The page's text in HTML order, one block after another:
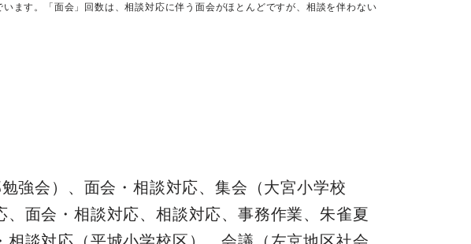
ます。 「面会」回数は、相談対応に伴う面会がほとんどですが、相談を伴わない
強会）、面会・相談対応、集会（大宮小学校
面会・相談対応、相談対応、事務作業、朱雀夏